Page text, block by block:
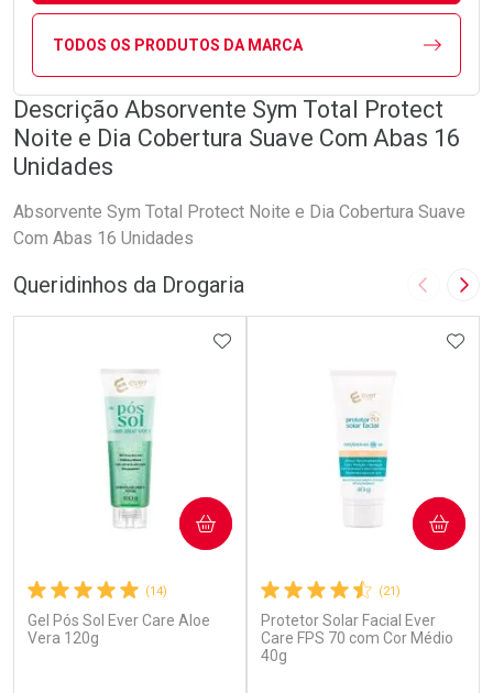
TODOS OS PRODUTOS DA MARCA
Descrição Absorvente Sym Total Protect
Noite e Dia Cobertura Suave Com Abas 16
Unidades
Absorvente Sym Total Protect Noite e Dia Cobertura Suave
Com Abas 16 Unidades
Queridinhos da Drogaria Imagem
(14)
Gel Pós Sol Ever Care Aloe
Vera 120g
ADICIONAR AOS FAVORITOS
COMPRAR
(21)
Protetor Solar Facial Ever
Care FPS 70 com Cor Médio
40g
COMPRAR